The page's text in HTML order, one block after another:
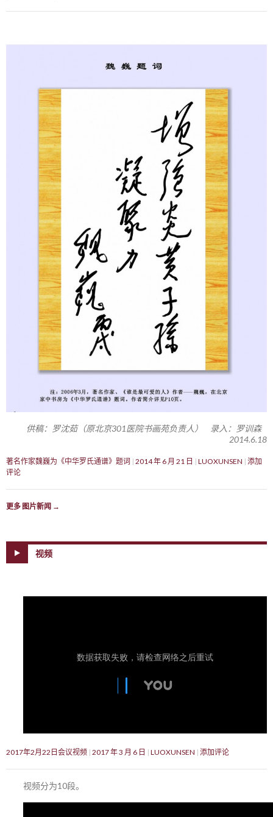
供稿：罗沈茹（原北京301医院书画苑负责人） 录入：罗训森
2014.6.18
著名作家魏巍为《中华罗氏通谱》题词 2014 年 6 月 21 日 LUOXUNSEN 添加
评论
更多 图片新闻 →
视频
2017年2月22日会议视频 2017 年 3 月 6 日 LUOXUNSEN 添加评论
视频分为10段。